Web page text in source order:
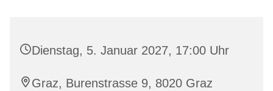
Dienstag, 5. Januar 2027, 17:00 Uhr
Graz, Burenstrasse 9, 8020 Graz